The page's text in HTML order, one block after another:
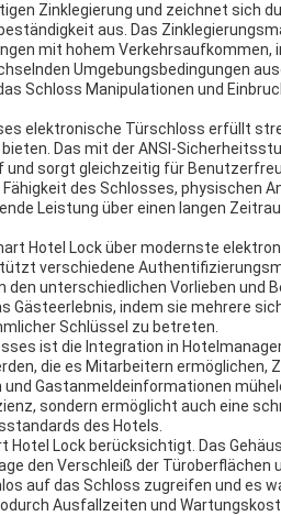
Zinklegierung und zeichnet sich
aus. Das
mit hohem Verkehrsaufkommen,
Umgebungsbedingungen
Schloss Manipulationen und
elektronische Türschloss erfüllt
Das mit der ANSI-
sorgt gleichzeitig für
des Schlosses, physischen
Leistung über einen langen
Hotel Lock über modernste
verschiedene
den unterschiedlichen Vorlieben und
Gästeerlebnis, indem sie mehrere
Schlüssel zu betreten.
ist die Integration in
die es Mitarbeitern ermöglichen,
Gastanmeldeinformationen
sondern ermöglicht auch eine
des Hotels.
Lock berücksichtigt. Das
den Verschleiß der Türoberflächen
auf das Schloss zugreifen und es
Ausfallzeiten und